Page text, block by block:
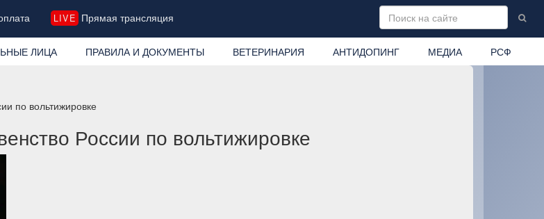
LIVE Прямая трансляция
ЛИЦА ПРАВИЛА И ДОКУМЕНТЫ ВЕТЕРИНАРИЯ АНТИДОПИНГ МЕДИА РСФ
по вольтижировке
России по вольтижировке